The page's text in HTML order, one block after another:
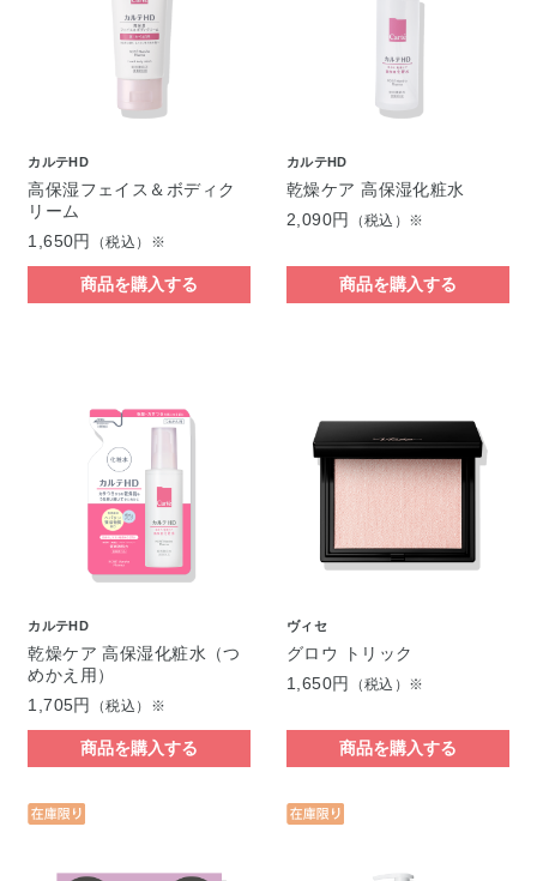
カルテHD
高保湿フェイス＆ボディク
リーム
1,650円
（税込）※
商品を購入する
カルテHD
乾燥ケア 高保湿化粧水
2,090円
（税込）※
商品を購入する
カルテHD
乾燥ケア 高保湿化粧水（つ
めかえ用）
1,705円
（税込）※
商品を購入する
ヴィセ
グロウ トリック
1,650円
（税込）※
商品を購入する